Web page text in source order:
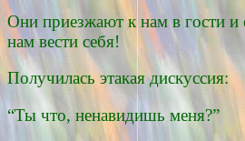
Они приезжают к нам в гости и
нам вести себя!
Получилась этакая дискуссия:
“Ты что, ненавидишь меня?”